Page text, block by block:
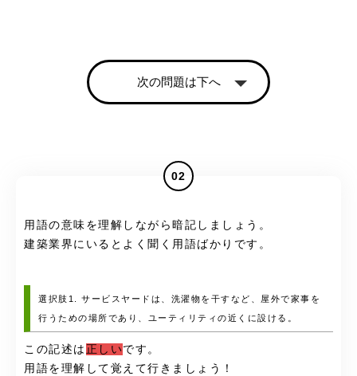
次の問題は下へ
02
用語の意味を理解しながら暗記しましょう。
建築業界にいるとよく聞く用語ばかりです。
選択肢1. サービスヤードは、洗濯物を干すなど、屋外で家事を
行うための場所であり、ユーティリティの近くに設ける。
この記述は 正しいです。
用語を理解して覚えて行きましょう！